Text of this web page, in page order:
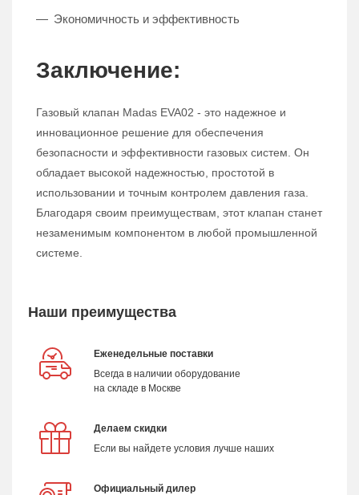
Экономичность и эффективность
Заключение:
Газовый клапан Madas EVA02 - это надежное и
инновационное решение для обеспечения
безопасности и эффективности газовых систем. Он
обладает высокой надежностью, простотой в
использовании и точным контролем давления газа.
Благодаря своим преимуществам, этот клапан станет
незаменимым компонентом в любой промышленной
системе.
Наши преимущества
Еженедельные поставки
Всегда в наличии оборудование
на складе в Москве
Делаем скидки
Если вы найдете условия лучше наших
Официальный дилер